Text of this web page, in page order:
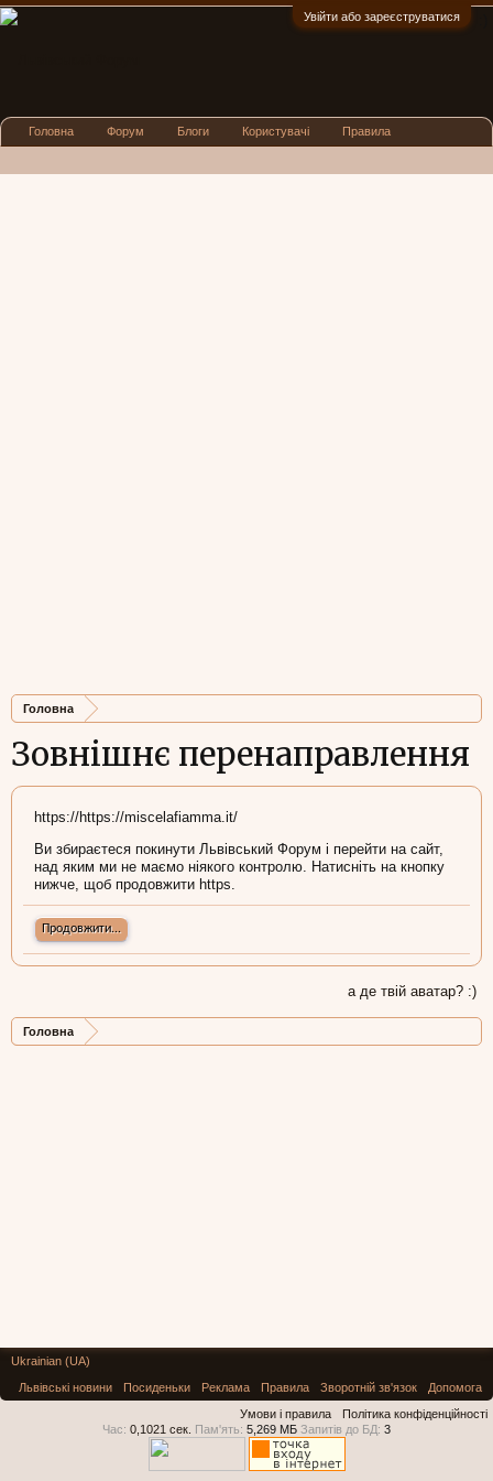
Увійти або зареєструватися
Головна
Зовнішнє перенаправлення
https://https://miscelafiamma.it/
Ви збираєтеся покинути Львівський Форум і перейти на сайт,
над яким ми не маємо ніякого контролю. Натисніть на кнопку
нижче, щоб продовжити https.
Продовжити...
а де твій аватар? :)
Головна
Головна Форум Блоги Користувачі Правила
Ukrainian (UA)
Львівські новини
Посиденьки Реклама Правила Зворотній зв'язок
Допомога
Умови і правила
Політика конфіденційності
Час: 0,1021 сек. Пам'ять: 5,269 МБ Запитів до БД: 3